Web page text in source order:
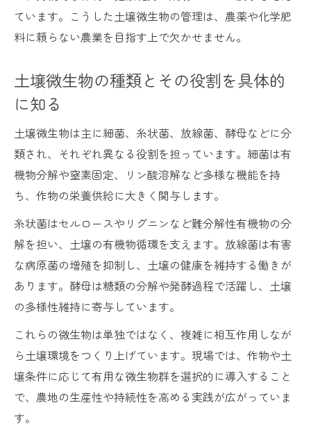
ています。こうした土壌微生物の管理は、農薬や化学肥
料に頼らない農業を目指す上で欠かせません。
土壌微生物の種類とその役割を具体的
に知る
土壌微生物は主に細菌、糸状菌、放線菌、酵母などに分
類され、それぞれ異なる役割を担っています。細菌は有
機物分解や窒素固定、リン酸溶解など多様な機能を持
ち、作物の栄養供給に大きく関与します。
糸状菌はセルロースやリグニンなど難分解性有機物の分
解を担い、土壌の有機物循環を支えます。放線菌は有害
な病原菌の増殖を抑制し、土壌の健康を維持する働きが
あります。酵母は糖類の分解や発酵過程で活躍し、土壌
の多様性維持に寄与しています。
これらの微生物は単独ではなく、複雑に相互作用しなが
ら土壌環境をつくり上げています。現場では、作物や土
壌条件に応じて有用な微生物群を選択的に導入すること
で、農地の生産性や持続性を高める実践が広がっていま
す。